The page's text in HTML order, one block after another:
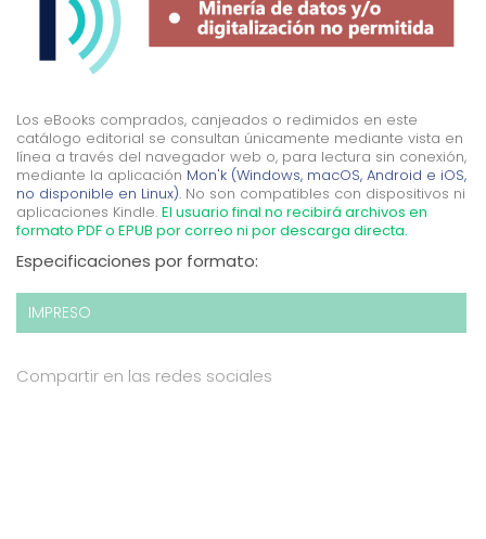
Los eBooks comprados, canjeados o redimidos en este
catálogo editorial se consultan únicamente mediante vista en
línea a través del navegador web o, para lectura sin conexión,
mediante la aplicación Mon'k (Windows, macOS, Android e iOS,
no disponible en Linux). No son compatibles con dispositivos ni
aplicaciones Kindle. El usuario final no recibirá archivos en
formato PDF o EPUB por correo ni por descarga directa.
Especificaciones por formato:
IMPRESO
Compartir en las redes sociales